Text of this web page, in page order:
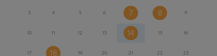
3 4 5 6 7 8 9
10 11 12 13 14 15 16
17 18 19 20 21 22 23